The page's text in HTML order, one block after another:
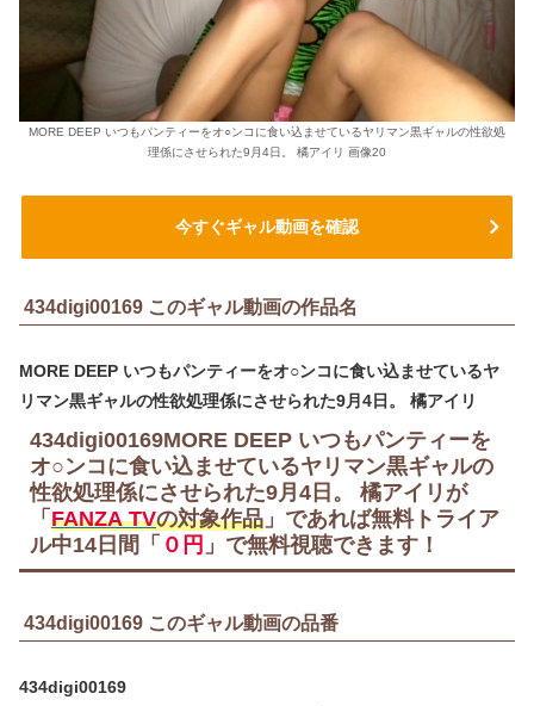
MORE DEEP いつもパンティーをオ○ンコに食い込ませているヤリマン黒ギャルの性欲処
理係にさせられた9月4日。 橘アイリ 画像20
今すぐギャル動画を確認
434digi00169 このギャル動画の作品名
MORE DEEP いつもパンティーをオ○ンコに食い込ませているヤ
リマン黒ギャルの性欲処理係にさせられた9月4日。 橘アイリ
434digi00169MORE DEEP いつもパンティーを
オ○ンコに食い込ませているヤリマン黒ギャルの
性欲処理係にさせられた9月4日。 橘アイリが
「 FANZA TVの対象作品 」であれば無料トライア
ル中14日間 「 ０円 」で無料視聴できます！
434digi00169 このギャル動画の品番
434digi00169